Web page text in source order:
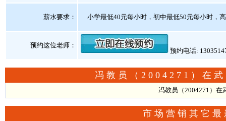
薪水要求： 小学最低40元每小时，初中最低50元每小时，
预约这位老师：
预约电话:
冯教员（2004271）在
冯教员（2004271）在
市场营销其它